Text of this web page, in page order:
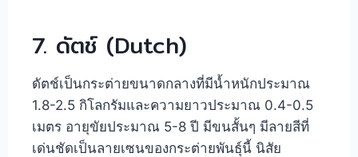
7. ดัตช์ (Dutch)
ดัตช์เป็นกระต่ายขนาดกลางที่มีน้ำหนักประมาณ
1.8-2.5 กิโลกรัมและความยาวประมาณ 0.4-0.5
เมตร อายุขัยประมาณ 5-8 ปี มีขนสั้นๆ มีลายสีที่
เด่นชัดเป็นลายเซนของกระต่ายพันธุ์นี้ นิสัย